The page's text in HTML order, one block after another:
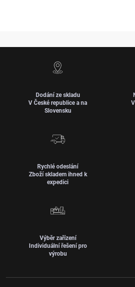
Dodání ze skladu
V České republice a na
Slovensku
Rychlé odeslání
Zboží skladem ihned k
expedici
Výběr zařízení
Individuální řešení pro
výrobu